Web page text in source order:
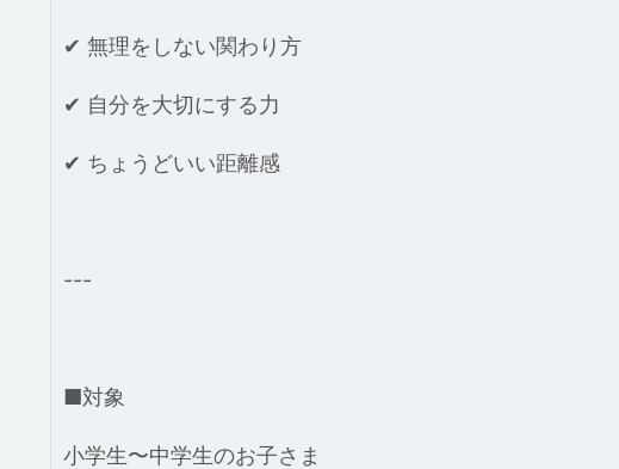
✔ 無理をしない関わり方
✔ 自分を大切にする力
✔ ちょうどいい距離感
---
■対象
小学生〜中学生のお子さま